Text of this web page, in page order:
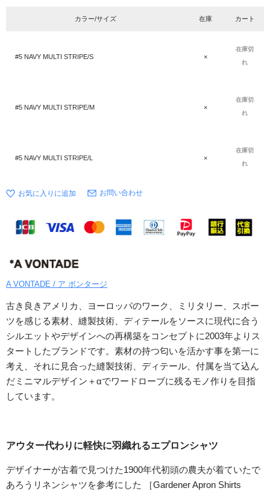
カラー/サイズ 在庫 カート
#5 NAVY MULTI STRIPE/S ×
在庫切
れ
#5 NAVY MULTI STRIPE/M ×
在庫切
れ
#5 NAVY MULTI STRIPE/L ×
在庫切
れ
お問い合わせ
A VONTADE / ア ボンタージ
古き良きアメリカ、ヨーロッパのワーク、ミリタリー、スポー
ツを感じる素材、縫製技術、ディテールをソースに現代に合う
シルエットやデザインへの再構築をコンセプトに2003年よりス
タートしたブランドです。素材の持つ匂いを活かす事を第一に
考え、それに見合った縫製技術、ディテール、付属を当て込ん
だミニマルデザイン＋αでワードローブに残るモノ作りを目指
しています。
アウター代わりに軽快に羽織れるエプロンシャツ
デザイナーが古着で見つけた1900年代初頭の農夫が着ていたで
あろうリネンシャツを参考にした ［Gardener Apron Shirts